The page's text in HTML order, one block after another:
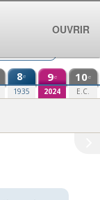
8e
1935
9e
2024
10e
E.C.
OUVRIR